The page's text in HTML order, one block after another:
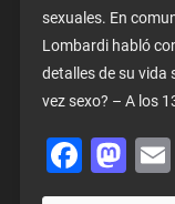
sexuales. En
Lombardi habló
detalles de su vida
vez sexo? – A los